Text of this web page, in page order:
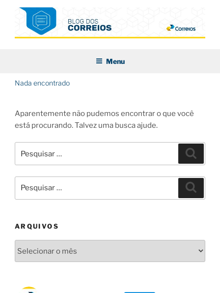
conteúdo
Menu
Nada encontrado
Aparentemente não pudemos encontrar o que você
está procurando. Talvez uma busca ajude.
por:
por:
ARQUIVOS